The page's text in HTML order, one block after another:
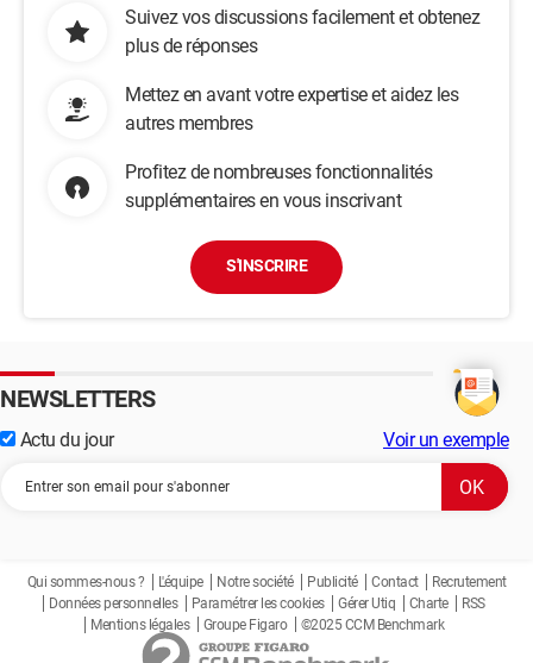
Suivez vos discussions facilement et obtenez
plus de réponses
Mettez en avant votre expertise et aidez les
autres membres
Profitez de nombreuses fonctionnalités
supplémentaires en vous inscrivant
S'INSCRIRE
NEWSLETTERS
Actu du jour Voir un exemple
Qui sommes-nous ? L'équipe Notre société Publicité Contact
Recrutement
Données personnelles
Paramétrer les cookies Gérer Utiq Charte
RSS
Mentions légales
Groupe Figaro ©2025 CCM Benchmark